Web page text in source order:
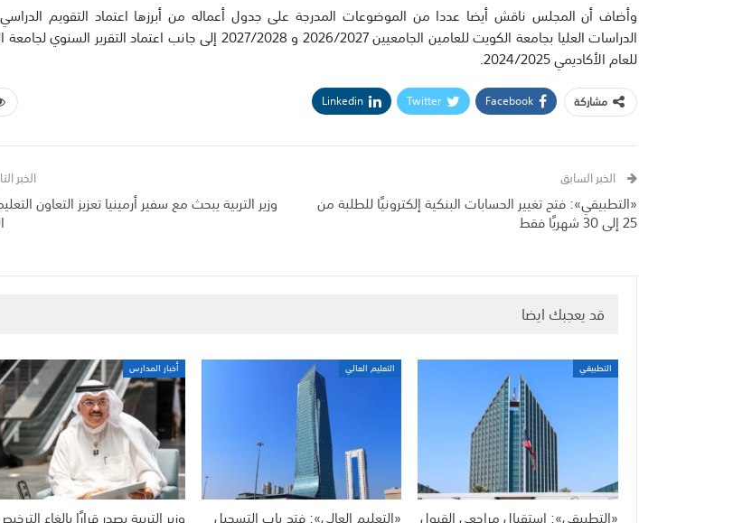
وأضاف أن المجلس ناقش أيضا عددا من الموضوعات المدرجة على جدول أعماله من أبرزها اعتماد التقويم
الدراسات العليا بجامعة الكويت للعامين الجامعيين 2026/2027 و 2027/2028 إلى جانب اعتماد التقرير
للعام الأكاديمي 2024/2025.
مشاركة Facebook
Twitter
Linkedin
الخبر السابق
«التطبيقي»: فتح تغيير الحسابات البنكية إلكترونيًا للطلبة من
25 إلى 30 شهريًا فقط
الخبر
وزير التربية يبحث مع سفير أرمينيا تعزيز التعاون
قد يعجبك ايضا
التطبيقي
«التطبيقي»: استقبال مراجعي القبول
التعليم العالي
«التعليم العالي»: فتح باب التسجيل
أخبار المدارس
وزير التربية يصدر قرارًا بإلغاء